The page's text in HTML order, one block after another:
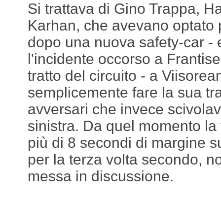
Si trattava di Gino Trappa,
Karhan, che avevano optato
dopo una nuova safety-car -
l'incidente occorso a
tratto del circuito - a
semplicemente fare la sua
avversari che invece
sinistra. Da quel momento
più di 8 secondi di margine
per la terza volta secondo,
messa in discussione.